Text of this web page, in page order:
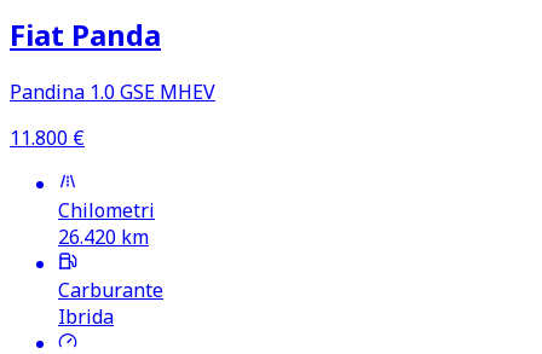
Fiat Panda
Pandina 1.0 GSE MHEV
11.800 €
Chilometri
26.420 km
Carburante
Ibrida